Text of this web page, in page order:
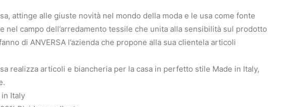
attinge alle giuste novità nel mondo della moda e le usa come fonte
nel campo dell’arredamento tessile che unita alla sensibilità sul prodotto
di ANVERSA l’azienda che propone alla sua clientela articoli
realizza articoli e biancheria per la casa in perfetto stile Made in Italy,
in Italy